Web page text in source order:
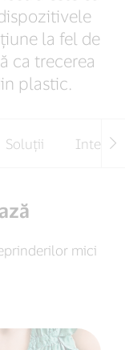
la fel de
ca trecerea
plastic.
Soluții
mici